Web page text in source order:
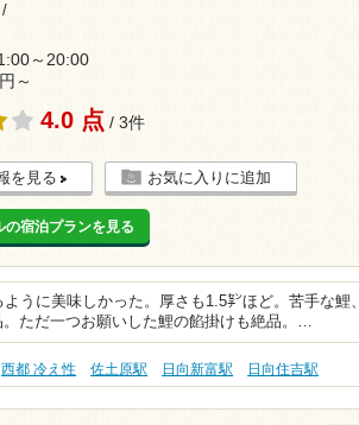
/
～20:00
～
4.0 点 / 3件
を見る お気に入りに追加
の宿泊プランを見る
うに美味しかった。厚さも1.5㌢ほど。苦手な鯉
ただ一つお願いした鯉の餡掛けも絶品。…
西都 冷え性 佐土原駅 日向新富駅 日向住吉駅